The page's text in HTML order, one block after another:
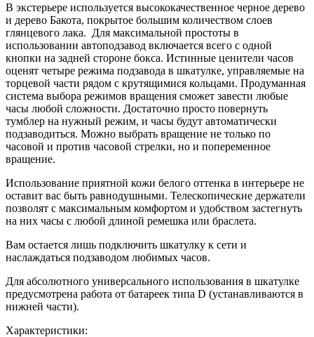
В экстерьере используется высококачественное черное дерево
и дерево Бакота, покрытое большим количеством слоев
глянцевого лака. Для максимальной простоты в
использовании автоподзавод включается всего с одной
кнопки на задней стороне бокса. Истинные ценители часов
оценят четыре режима подзавода в шкатулке, управляемые на
торцевой части рядом с крутящимися кольцами. Продуманная
система выбора режимов вращения сможет завести любые
часы любой сложности. Достаточно просто повернуть
тумблер на нужный режим, и часы будут автоматически
подзаводиться. Можно выбрать вращение не только по
часовой и против часовой стрелки, но и попеременное
вращение.
Использование приятной кожи белого оттенка в интерьере не
оставит вас быть равнодушными. Телескопические держатели
позволят с максимальным комфортом и удобством застегнуть
на них часы с любой длиной ремешка или браслета.
Вам остается лишь подключить шкатулку к сети и
наслаждаться подзаводом любимых часов.
Для абсолютного универсального использования в шкатулке
предусмотрена работа от батареек типа D (устанавливаются в
нижней части).
Характеристики: